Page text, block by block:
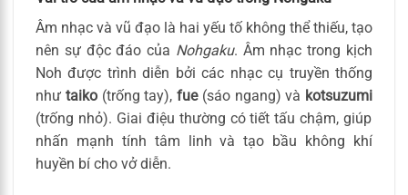
Âm nhạc và vũ đạo là hai yếu tố không thể thiếu, tạo
nên sự độc đáo của Nohgaku. Âm nhạc trong kịch
Noh được trình diễn bởi các nhạc cụ truyền thống
như taiko(trống tay), fue(sáo ngang) và kotsuzumi
(trống nhỏ). Giai điệu thường có tiết tấu chậm, giúp
nhấn mạnh tính tâm linh và tạo bầu không khí
huyền bí cho vở diễn.